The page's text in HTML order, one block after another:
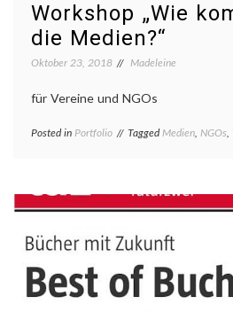
Workshop „Wie
die Medien?“
Oktober 23, 2018 Madeleine
für Vereine und NGOs
Posted in Portfolio TaggedMedien, NGOs,